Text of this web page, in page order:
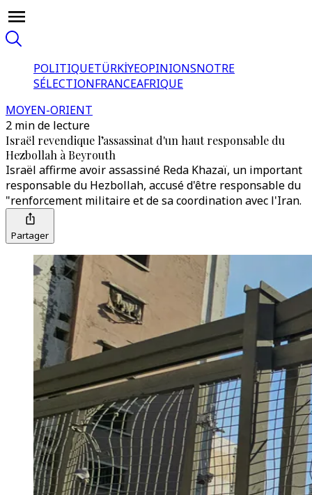
POLITIQUETÜRKİYEOPINIONSNOTRE
SÉLECTIONFRANCEAFRIQUE
MOYEN-ORIENT
2 min de lecture
Israël revendique l’assassinat d'un haut responsable du
Hezbollah à Beyrouth
Israël affirme avoir assassiné Reda Khazaï, un important
responsable du Hezbollah, accusé d'être responsable du
"renforcement militaire et de sa coordination avec l'Iran.
Partager